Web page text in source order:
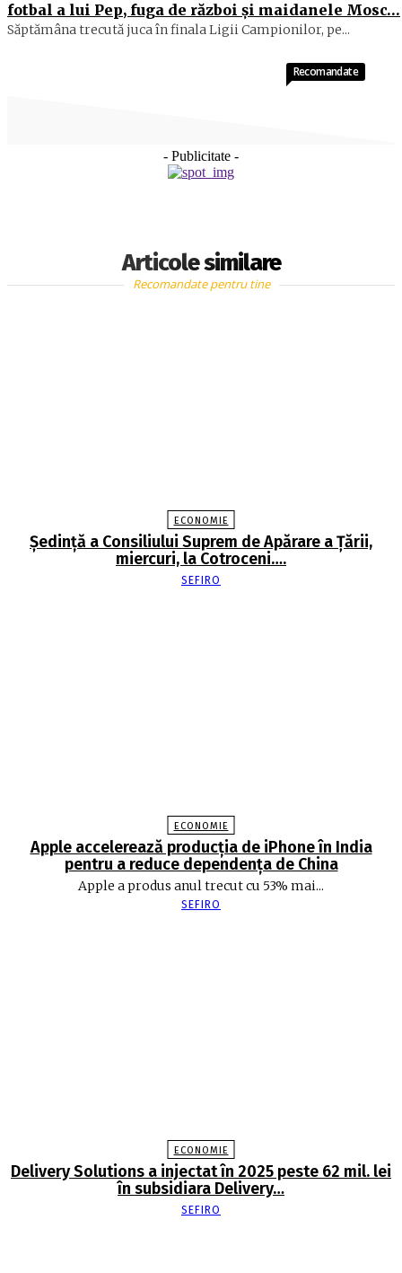
fotbal a lui Pep, fuga de război și maidanele Mosc…
Săptămâna trecută juca în finala Ligii Campionilor, pe...
- Publicitate -
Articole similare
Recomandate
Recomandate pentru tine
ECONOMIE
Şedinţă a Consiliului Suprem de Apărare a Ţării,
miercuri, la Cotroceni….
SEFIRO
ECONOMIE
Apple accelerează producția de iPhone în India
pentru a reduce dependența de China
Apple a produs anul trecut cu 53% mai...
SEFIRO
ECONOMIE
Delivery Solutions a injectat în 2025 peste 62 mil. lei
în subsidiara Delivery…
SEFIRO